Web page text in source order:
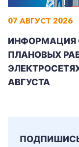
Заказать
07 АВГУСТ 2026
ИНФОРМАЦИЯ
ПЛАНОВЫХ
АВГУСТА